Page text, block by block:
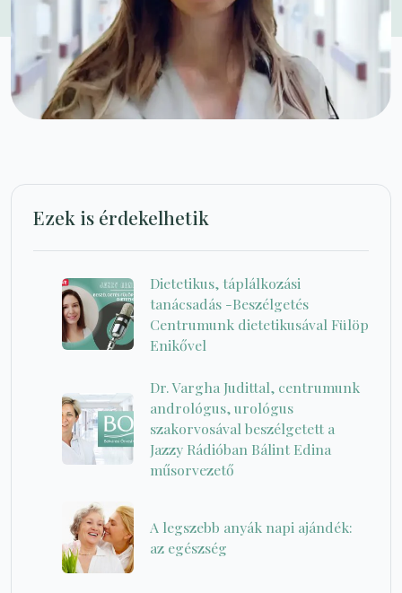
Ezek is érdekelhetik
Dietetikus, táplálkozási
tanácsadás -Beszélgetés
Centrumunk dietetikusával Fülöp
Enikővel
Dr. Vargha Judittal, centrumunk
andrológus, urológus
szakorvosával beszélgetett a
Jazzy Rádióban Bálint Edina
műsorvezető
A legszebb anyák napi ajándék:
az egészség